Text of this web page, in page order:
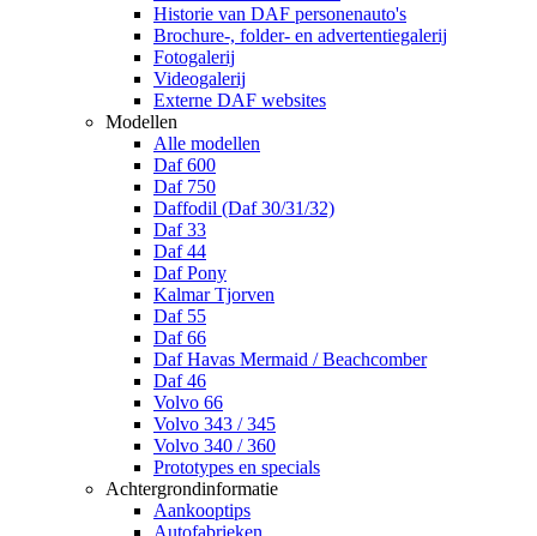
Historie van DAF personenauto's
Brochure-, folder- en advertentiegalerij
Fotogalerij
Videogalerij
Externe DAF websites
Modellen
Alle modellen
Daf 600
Daf 750
Daffodil (Daf 30/31/32)
Daf 33
Daf 44
Daf Pony
Kalmar Tjorven
Daf 55
Daf 66
Daf Havas Mermaid / Beachcomber
Daf 46
Volvo 66
Volvo 343 / 345
Volvo 340 / 360
Prototypes en specials
Achtergrondinformatie
Aankooptips
Autofabrieken